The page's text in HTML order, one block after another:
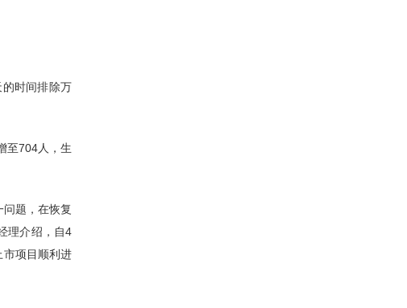
时间排除万
至704人，生
题，在恢复
理介绍，自4
市项目顺利进